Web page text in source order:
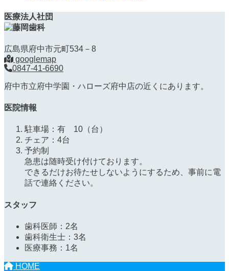
医療法人社団
広島県府中市元町534－8
googlemap
0847-41-6690
府中市立府中学園・ハローズ府中店の近くにあります。
医院情報
駐車場：有 10（台）
チェア：4台
予約制
急患は随時受け付けております。
できるだけお待たせしないようにするため、事前に電
話で連絡ください。
スタッフ
歯科医師：2名
歯科衛生士：3名
医療事務：1名
HOME